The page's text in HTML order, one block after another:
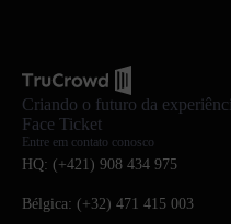
Criando o futuro da
Face Ticket
Entre em contato conosco
HQ: (+421) 908 434 975
Bélgica: (+32) 471 415 003